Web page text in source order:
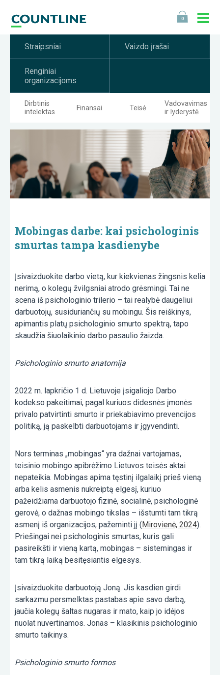
0
Straipsniai Vaizdo įrašai
Renginiai
organizacijoms
Dirbtinis
intelektas
Finansai Teisė
Vadovavimas
ir lyderystė
Mobingas darbe: kai psichologinis
smurtas tampa kasdienybe
Įsivaizduokite darbo vietą, kur kiekvienas žingsnis kelia
nerimą, o kolegų žvilgsniai atrodo grėsmingi. Tai ne
scena iš psichologinio trilerio – tai realybė daugeliui
darbuotojų, susiduriančių su mobingu. Šis reiškinys,
apimantis platų psichologinio smurto spektrą, tapo
skaudžia šiuolaikinio darbo pasaulio žaizda.
Psichologinio smurto anatomija
2022 m. lapkričio 1 d. Lietuvoje įsigaliojo Darbo
kodekso pakeitimai, pagal kuriuos didesnės įmonės
privalo patvirtinti smurto ir priekabiavimo prevencijos
politiką, ją paskelbti darbuotojams ir įgyvendinti.
Nors terminas „mobingas“ yra dažnai vartojamas,
teisinio mobingo apibrėžimo Lietuvos teisės aktai
nepateikia. Mobingas apima tęstinį ilgalaikį prieš vieną
arba kelis asmenis nukreiptą elgesį, kuriuo
pažeidžiama darbuotojo fizinė, socialinė, psichologinė
gerovė, o dažnas mobingo tikslas – išstumti tam tikrą
asmenį iš organizacijos, pažeminti jį (Mirovienė, 2024).
Priešingai nei psichologinis smurtas, kuris gali
pasireikšti ir vieną kartą, mobingas – sistemingas ir
tam tikrą laiką besitęsiantis elgesys.
Įsivaizduokite darbuotoją Joną. Jis kasdien girdi
sarkazmu persmelktas pastabas apie savo darbą,
jaučia kolegų šaltas nugaras ir mato, kaip jo idėjos
nuolat nuvertinamos. Jonas – klasikinis psichologinio
smurto taikinys.
Psichologinio smurto formos